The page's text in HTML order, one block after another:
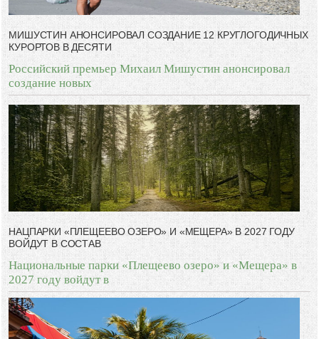
МИШУСТИН АНОНСИРОВАЛ СОЗДАНИЕ 12 КРУГЛОГОДИЧНЫХ
КУРОРТОВ В ДЕСЯТИ
Российский премьер Михаил Мишустин анонсировал
создание новых
НАЦПАРКИ «ПЛЕЩЕЕВО ОЗЕРО» И «МЕЩЕРА» В 2027 ГОДУ
ВОЙДУТ В СОСТАВ
Национальные парки «Плещеево озеро» и «Мещера» в
2027 году войдут в